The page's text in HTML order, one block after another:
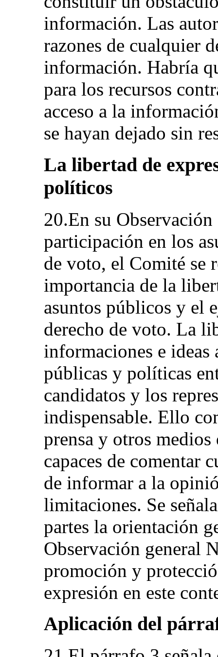
información. Las
razones de cualquier
información. Habría
para los recursos
acceso a la
se hayan dejado sin
La libertad de
políticos
20.En su
participación en los
de voto, el Comité se
importancia de la
asuntos públicos y el
derecho de voto. La
informaciones e ideas
públicas y políticas
candidatos y los
indispensable. Ello
prensa y otros
capaces de comentar
de informar a la
limitaciones. Se
partes la orientación
Observación general
promoción y
expresión en este
Aplicación del